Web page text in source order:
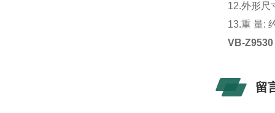
12.外形尺
13.重 量:
VB-
留